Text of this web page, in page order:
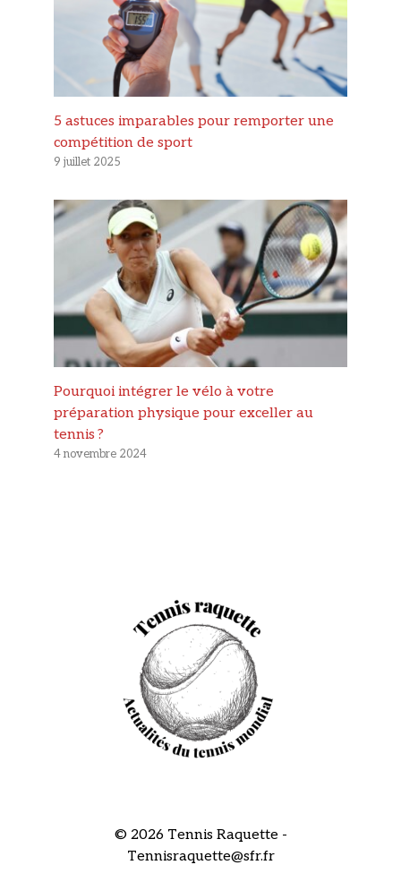
5 astuces imparables pour remporter une
compétition de sport
9 juillet 2025
Pourquoi intégrer le vélo à votre
préparation physique pour exceller au
tennis ?
4 novembre 2024
© 2026 Tennis Raquette -
Tennisraquette@sfr.fr